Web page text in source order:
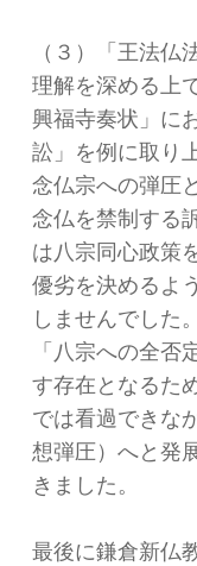
（３）「王法
理解を深める上
興福寺奏状」に
訟」を例に取り
念仏宗への弾圧
念仏を禁制する
は八宗同心政策
優劣を決めるよ
しませんでした
「八宗への全
す存在となるた
では看過できな
想弾圧）へと発
きました。
最後に鎌倉新仏